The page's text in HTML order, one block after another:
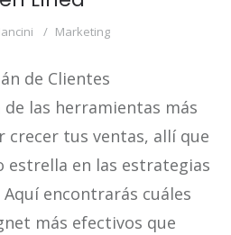
Marketing
de Clientes
de las herramientas más
crecer tus ventas, allí que
en las estrategias
encontrarás cuáles
más efectivos que